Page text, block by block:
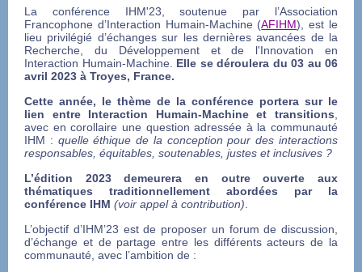
La conférence IHM'23, soutenue par l’Association
Francophone d’Interaction Humain-Machine (AFIHM), est le
lieu privilégié d’échanges sur les dernières avancées de la
Recherche, du Développement et de l'Innovation en
Interaction Humain-Machine. Elle se déroulera du 03 au 06
avril 2023 à Troyes, France.
Cette année, le thème de la conférence portera sur le
lien entre Interaction Humain-Machine et transitions
avec en corollaire une question adressée à la communauté
IHM : quelle éthique de la conception pour des interactions
responsables, équitables, soutenables, justes et inclusives ?
L’édition 2023 demeurera en outre ouverte aux
thématiques traditionnellement abordées par la
conférence IHM (voir appel à contribution)
L’objectif d’IHM’23 est de proposer un forum de discussion,
d’échange et de partage entre les différents acteurs de la
communauté, avec l’ambition de :